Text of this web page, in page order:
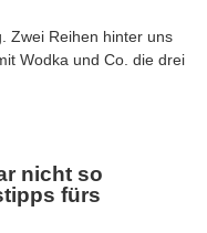
Zwei Reihen hinter uns
Wodka und Co. die drei
nicht so
fürs